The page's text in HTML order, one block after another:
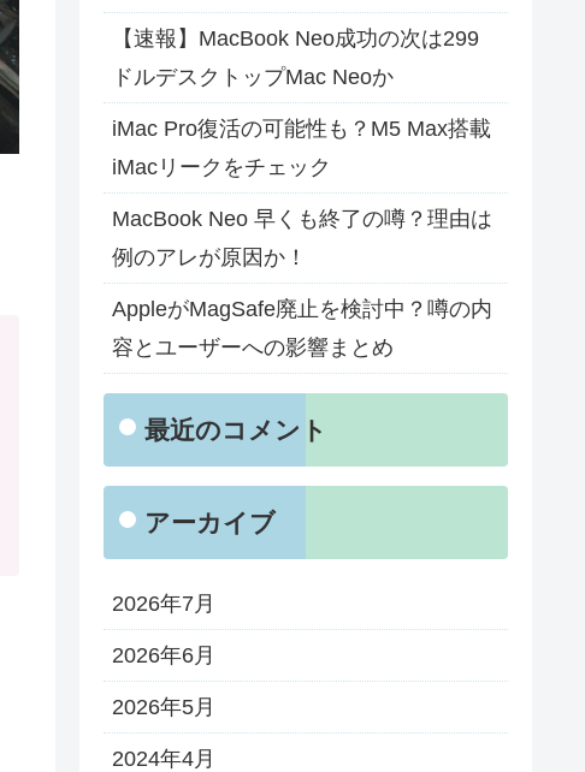
【速報】MacBook Neo成功の次は299
ドルデスクトップMac Neoか
iMac Pro復活の可能性も？M5 Max搭載
iMacリークをチェック
MacBook Neo 早くも終了の噂？理由は
例のアレが原因か！
AppleがMagSafe廃止を検討中？噂の内
容とユーザーへの影響まとめ
最近のコメント
アーカイブ
2026年7月
2026年6月
2026年5月
2024年4月